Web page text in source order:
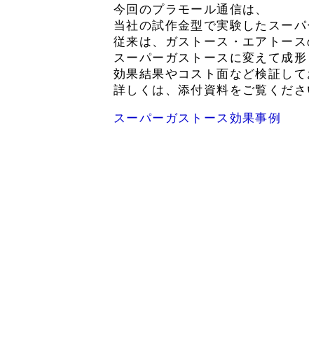
今回のプラモール通信は、
当社の試作金型で実験したスー
従来は、ガストース・エアトー
スーパーガストースに変えて成
効果結果やコスト面など検証し
詳しくは、添付資料をご覧くださ
スーパーガストース効果事例